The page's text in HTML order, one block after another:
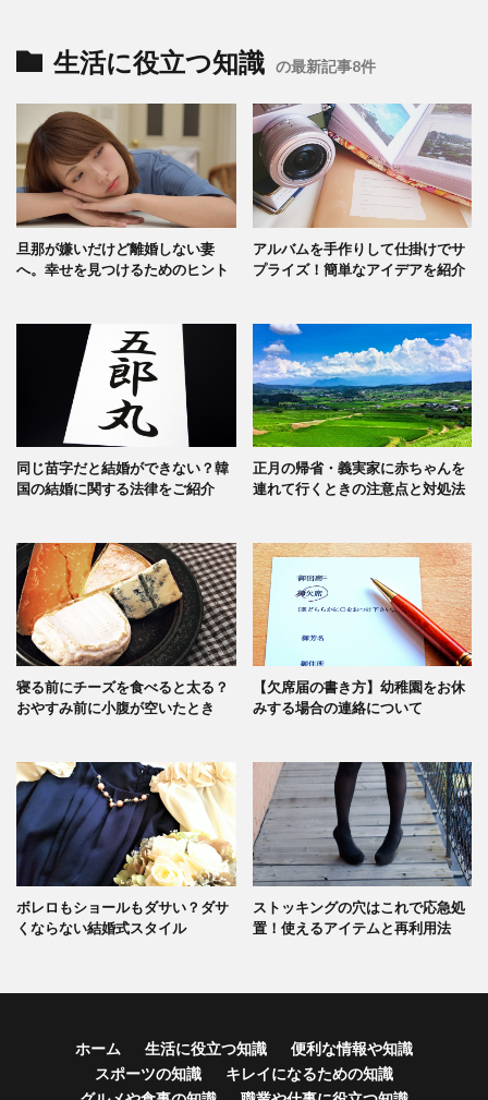
生活に役立つ知識 の最新記事8件
旦那が嫌いだけど離婚しない妻
へ。幸せを見つけるためのヒント
アルバムを手作りして仕掛けでサ
プライズ！簡単なアイデアを紹介
同じ苗字だと結婚ができない？韓
国の結婚に関する法律をご紹介
正月の帰省・義実家に赤ちゃんを
連れて行くときの注意点と対処法
寝る前にチーズを食べると太る？
おやすみ前に小腹が空いたとき
【欠席届の書き方】幼稚園をお休
みする場合の連絡について
ボレロもショールもダサい？ダサ
くならない結婚式スタイル
ストッキングの穴はこれで応急処
置！使えるアイテムと再利用法
ホーム 生活に役立つ知識
便利な情報や知識
スポーツの知識
キレイになるための知識